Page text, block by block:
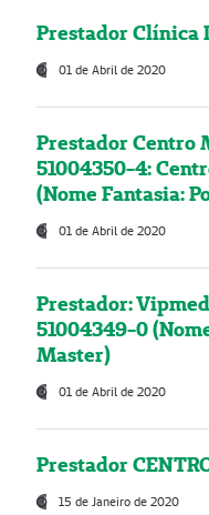
Prestador Clínica
01 de Abril de 2020
Prestador Centro
51004350-4:
(Nome Fantasia:
01 de Abril de 2020
Prestador:
51004349-0
Master)
01 de Abril de 2020
Prestador
15 de Janeiro de 2020